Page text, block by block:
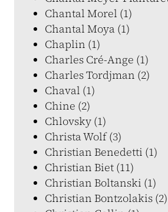
Chantal Morel (1)
Chantal Moya (1)
Chaplin (1)
Charles Cré-Ange (1)
Charles Tordjman (2)
Chaval (1)
Chine (2)
Chlovsky (1)
Christa Wolf (3)
Christian Benedetti (1)
Christian Biet (11)
Christian Boltanski (1)
Christian Bontzolakis (2)